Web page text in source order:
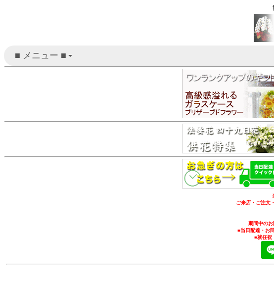
+
■ メニュー ■
ご来店・ご注文
期間中の
■当日配達・お
■就任祝